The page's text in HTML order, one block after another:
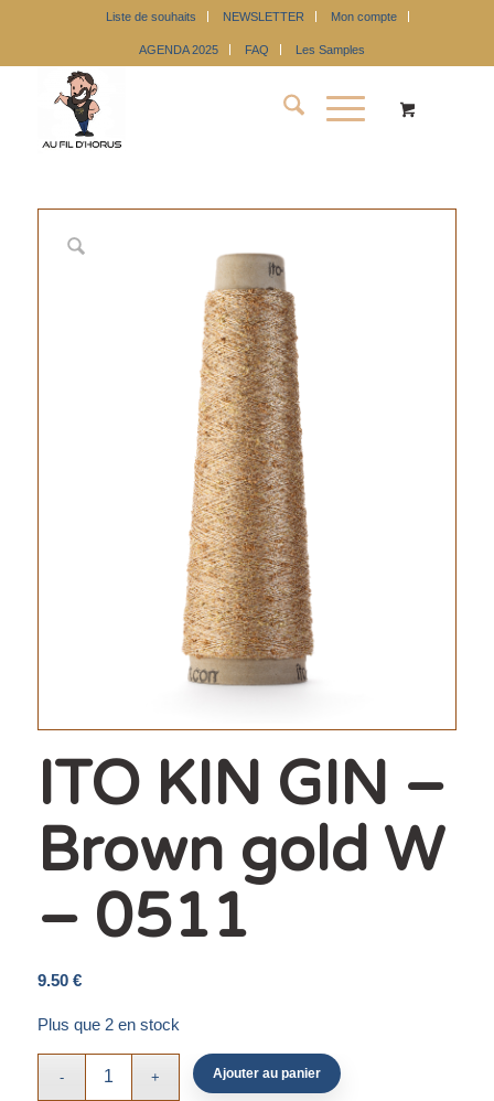
Liste de souhaits NEWSLETTER Mon compte
AGENDA 2025 FAQ Les Samples
ITO KIN GIN –
Brown gold W
– 0511
9.50 €
Plus que 2 en stock
Ajouter au panier